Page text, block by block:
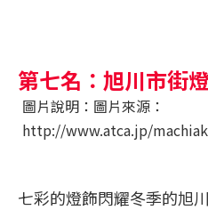
第七名：旭川市街
圖片說明：圖片來源：
http://www.atca.jp/
七彩的燈飾閃耀冬季的旭